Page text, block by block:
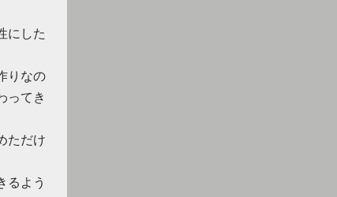
にした
りなの
ってき
ただけ
るよう